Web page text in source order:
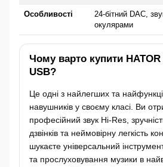
Особливості
24-бітний DAC,
окулярами
Чому варто купити
USB?
Це одні з найлегших та
навушників у своєму класі. Ви
професійний звук Hi-Res,
дзвінків та неймовірну легкість
шукаєте універсальний
та прослуховування музики в